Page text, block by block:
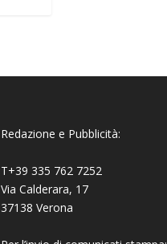
Redazione e Pubblicità:
T+39 335 762 7252
Via Calderara, 17
37138 Verona